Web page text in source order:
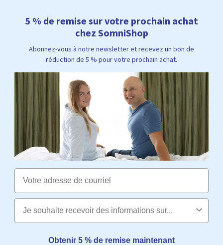
5 % de remise sur votre prochain achat
chez SomniShop
Abonnez-vous à notre newsletter et recevez un bon de
réduction de 5 % pour votre prochain achat.
Email
Obtenir 5 % de remise maintenant